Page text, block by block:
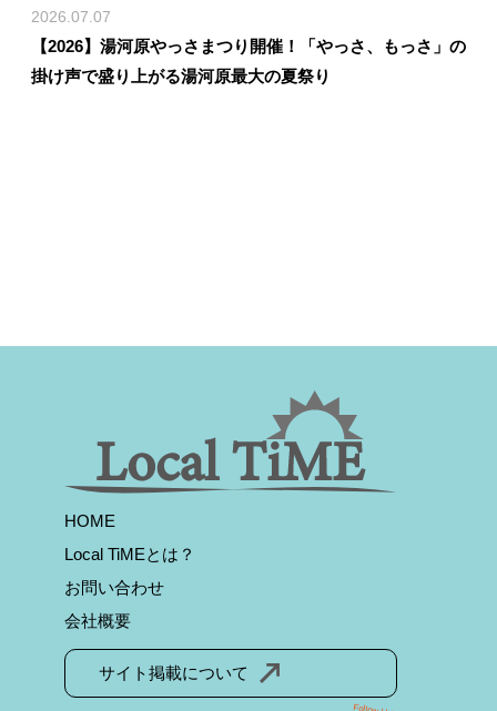
2026.07.07
【2026】湯河原やっさまつり開催！「やっさ、もっさ」の
掛け声で盛り上がる湯河原最大の夏祭り
HOME
Local TiMEとは？
お問い合わせ
会社概要
サイト掲載について